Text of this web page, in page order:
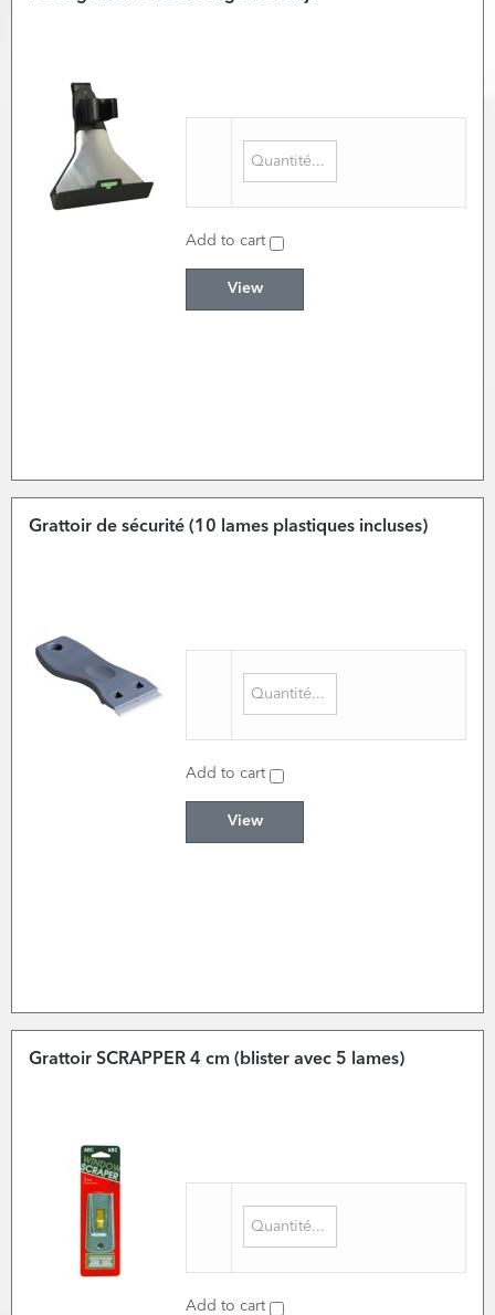
Add to cart
View
Grattoir de sécurité (10 lames plastiques incluses)
Add to cart
View
Grattoir SCRAPPER 4 cm (blister avec 5 lames)
Add to cart